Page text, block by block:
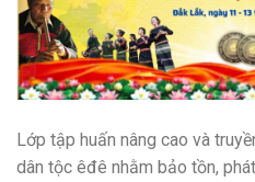
Lớp tập huấn nâng cao và
dân tộc êđê nhằm bảo tồn,